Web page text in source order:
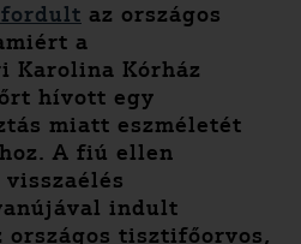
fordult az országos
a
Karolina Kórház
hívott egy
miatt eszméletét
A fiú ellen
indult
országos tisztifőorvos,